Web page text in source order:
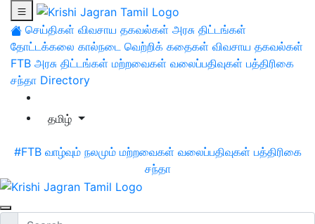
செய்திகள் விவசாய தகவல்கள் அரசு திட்டங்கள்
தோட்டக்கலை கால்நடை வெற்றிக் கதைகள் விவசாய தகவல்கள்
FTB அரசு திட்டங்கள் மற்றவைகள் வலைப்பதிவுகள் பத்திரிகை
சந்தா Directory
தமிழ்
#FTB வாழ்வும் நலமும் மற்றவைகள் வலைப்பதிவுகள் பத்திரிகை
சந்தா